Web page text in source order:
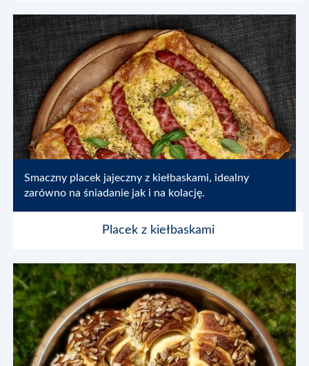
Smaczny placek jajeczny z kiełbaskami, idealny
zarówno na śniadanie jak i na kolację.
Placek z kiełbaskami